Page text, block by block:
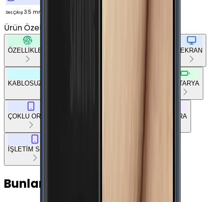
Ses Çıkışı 3.5 mm
Ürün Özellikleri
ÖZELLİKLER EKRAN
KABLOSUZ BAĞLANTILAR BATARYA
ÇOKLU ORTAM KAMERA
İŞLETİM SİSTEMİ
Bunları da Beğenebilirsin